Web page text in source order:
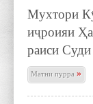
Мухтори
иҷроияи
раиси
Матни пурра»